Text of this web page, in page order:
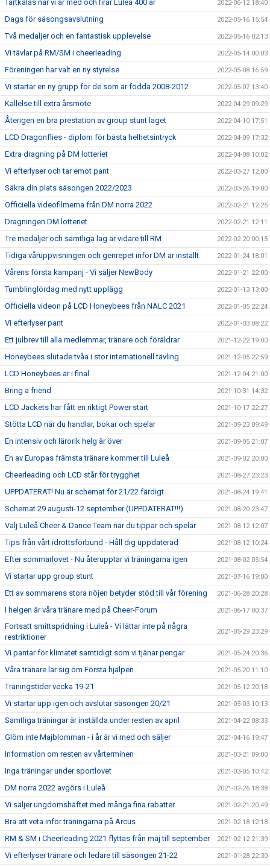
Tårtkalas när vi är med och firar Luleå 400 år 2022-06-12 18:40
Dags för säsongsavslutning 2022-05-16 15:54
Två medaljer och en fantastisk upplevelse 2022-05-16 02:13
Vi tävlar på RM/SM i cheerleading 2022-05-14 00:03
Föreningen har valt en ny styrelse 2022-05-08 16:59
Vi startar en ny grupp för de som är födda 2008-2012 2022-05-07 13:40
Kallelse till extra årsmöte 2022-04-29 09:29
Återigen en bra prestation av group stunt laget 2022-04-10 17:51
LCD Dragonflies - diplom för bästa helhetsintryck 2022-04-09 17:32
Extra dragning på DM lotteriet 2022-04-08 10:02
Vi efterlyser och tar emot pant 2022-03-27 12:00
Säkra din plats säsongen 2022/2023 2022-03-26 19:00
Officiella videofilmerna från DM norra 2022 2022-02-21 12:25
Dragningen DM lotteriet 2022-02-21 12:11
Tre medaljer och samtliga lag är vidare till RM 2022-02-20 00:15
Tidiga våruppvisningen och genrepet inför DM är inställt 2022-01-24 18:01
Vårens första kampanj - Vi säljer NewBody 2022-01-21 22:00
Tumblinglördag med nytt upplägg 2022-01-13 13:00
Officiella videon på LCD Honeybees från NALC 2021 2022-01-05 22:24
Vi efterlyser pant 2022-01-03 08:22
Ett julbrev till alla medlemmar, tränare och föräldrar 2021-12-22 19:00
Honeybees slutade tvåa i stor internationell tävling 2021-12-05 22:59
LCD Honeybees är i final 2021-12-04 21:00
Bring a friend 2021-10-31 14:32
LCD Jackets har fått en riktigt Power start 2021-10-17 22:27
Stötta LCD när du handlar, bokar och spelar 2021-09-23 09:49
En intensiv och lärorik helg är över 2021-09-05 21:07
En av Europas främsta tränare kommer till Luleå 2021-09-02 20:00
Cheerleading och LCD står för trygghet 2021-08-27 23:23
UPPDATERAT! Nu är schemat för 21/22 färdigt 2021-08-24 19:41
Schemat 29 augusti-12 september (UPPDATERAT!!!) 2021-08-20 23:47
Välj Luleå Cheer & Dance Team när du tippar och spelar 2021-08-12 12:07
Tips från vårt idrottsförbund - Håll dig uppdaterad 2021-08-12 10:24
Efter sommarlovet - Nu återupptar vi träningarna igen 2021-08-02 05:54
Vi startar upp group stunt 2021-07-16 19:00
Ett av sommarens stora nöjen betyder stöd till vår förening 2021-06-28 20:28
I helgen är våra tränare med på Cheer-Forum 2021-06-17 00:37
Fortsatt smittspridning i Luleå - Vi lättar inte på några
restriktioner
2021-05-29 23:29
Vi pantar för klimatet samtidigt som vi tjänar pengar 2021-05-24 20:36
Våra tränare lär sig om Första hjälpen 2021-05-20 11:10
Träningstider vecka 19-21 2021-05-12 20:18
Vi startar upp igen och avslutar säsongen 20/21 2021-05-03 10:13
Samtliga träningar är inställda under resten av april 2021-04-22 08:33
Glöm inte Majblomman - i år är vi med och säljer 2021-04-16 19:47
Information om resten av vårterminen 2021-03-21 09:00
Inga träningar under sportlovet 2021-03-05 10:42
DM norra 2022 avgörs i Luleå 2021-02-26 18:38
Vi säljer ungdomshäftet med många fina rabatter 2021-02-21 20:49
Bra att veta inför träningarna på Arcus 2021-02-18 12:18
RM & SM i Cheerleading 2021 flyttas från maj till september 2021-02-12 21:39
Vi efterlyser tränare och ledare till säsongen 21-22 2021-01-28 22:30